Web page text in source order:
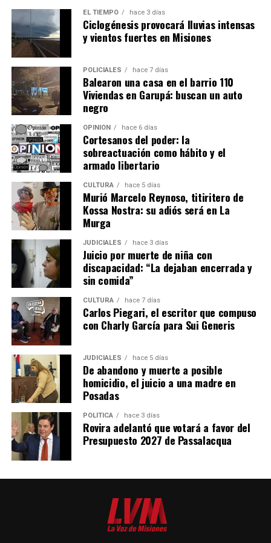
Su obra mantiene un estrecho vínculo con la historia, la
identidad y el paisaje cultural de Misiones. Además de
“Sumido en verde temblor”, publicó cuentos, relatos y
trabajos relacionados con la literatura y la memoria
regional, entre ellos “Aquí fue”, dedicado a los lugares
mencionados porHoracio Quiroga, y “Piedras en verde
silencio”, inspirado en la historia y el universo de San
Ignacio Miní.
EL TIEMPO hace 3 días
Ciclogénesis provocará lluvias intensas
y vientos fuertes en Misiones
POLICIALES hace 7 días
Balearon una casa en el barrio 110
Viviendas en Garupá: buscan un auto
negro
OPINIÓN hace 6 días
Cortesanos del poder: la
sobreactuación como hábito y el
armado libertario
CULTURA hace 5 días
Murió Marcelo Reynoso, titiritero de
Kossa Nostra: su adiós será en La
Murga
JUDICIALES hace 3 días
Juicio por muerte de niña con
discapacidad: “La dejaban encerrada y
sin comida”
CULTURA hace 7 días
Carlos Piegari, el escritor que compuso
con Charly García para Sui Generis
JUDICIALES hace 5 días
De abandono y muerte a posible
homicidio, el juicio a una madre en
Posadas
POLÍTICA hace 3 días
Rovira adelantó que votará a favor del
Presupuesto 2027 de Passalacqua